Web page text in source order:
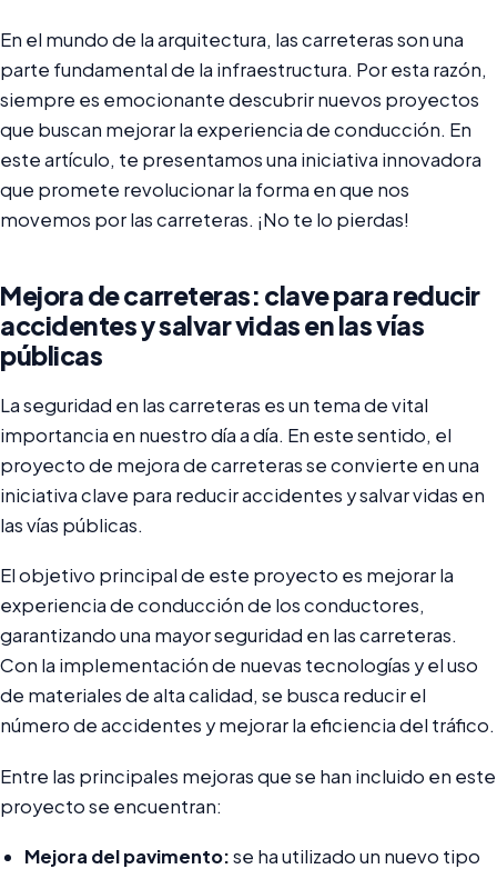
En el mundo de la arquitectura, las carreteras son una
parte fundamental de la infraestructura. Por esta razón,
siempre es emocionante descubrir nuevos proyectos
que buscan mejorar la experiencia de conducción. En
este artículo, te presentamos una iniciativa innovadora
que promete revolucionar la forma en que nos
movemos por las carreteras. ¡No te lo pierdas!
Mejora de carreteras: clave para reducir
accidentes y salvar vidas en las vías
públicas
La seguridad en las carreteras es un tema de vital
importancia en nuestro día a día. En este sentido, el
proyecto de mejora de carreteras se convierte en una
iniciativa clave para reducir accidentes y salvar vidas en
las vías públicas.
El objetivo principal de este proyecto es mejorar la
experiencia de conducción de los conductores,
garantizando una mayor seguridad en las carreteras.
Con la implementación de nuevas tecnologías y el uso
de materiales de alta calidad, se busca reducir el
número de accidentes y mejorar la eficiencia del tráfico.
Entre las principales mejoras que se han incluido en este
proyecto se encuentran:
Mejora del pavimento:se ha utilizado un nuevo tipo